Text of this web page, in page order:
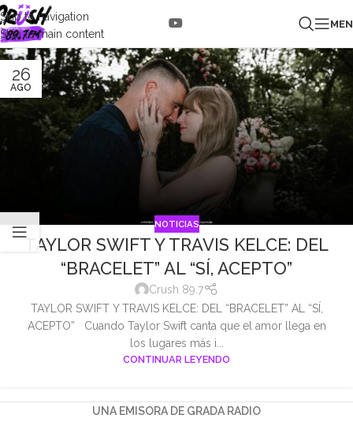
Skip to navigation
Skip to main content
26
AGO
NOTICIAS
TAYLOR SWIFT Y TRAVIS KELCE: DEL
“BRACELET” AL “SÍ, ACEPTO”
Crush 89.7
TAYLOR SWIFT Y TRAVIS KELCE: DEL “BRACELET” AL “SÍ,
ACEPTO” Cuando Taylor Swift canta que el amor llega en
los lugares más i...
CONTINUAR LEYENDO
UNA EMISORA DE GRADA RADIO